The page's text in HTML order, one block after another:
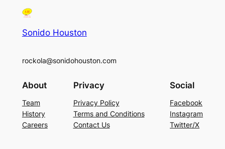
Sonido Houston
rockola@sonidohouston.com
About
Team
History
Careers
Privacy
Privacy Policy
Terms and Conditions
Contact Us
Social
Facebook
Instagram
Twitter/X